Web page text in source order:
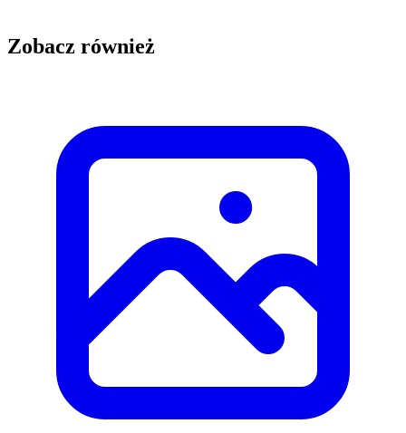
Zobacz również